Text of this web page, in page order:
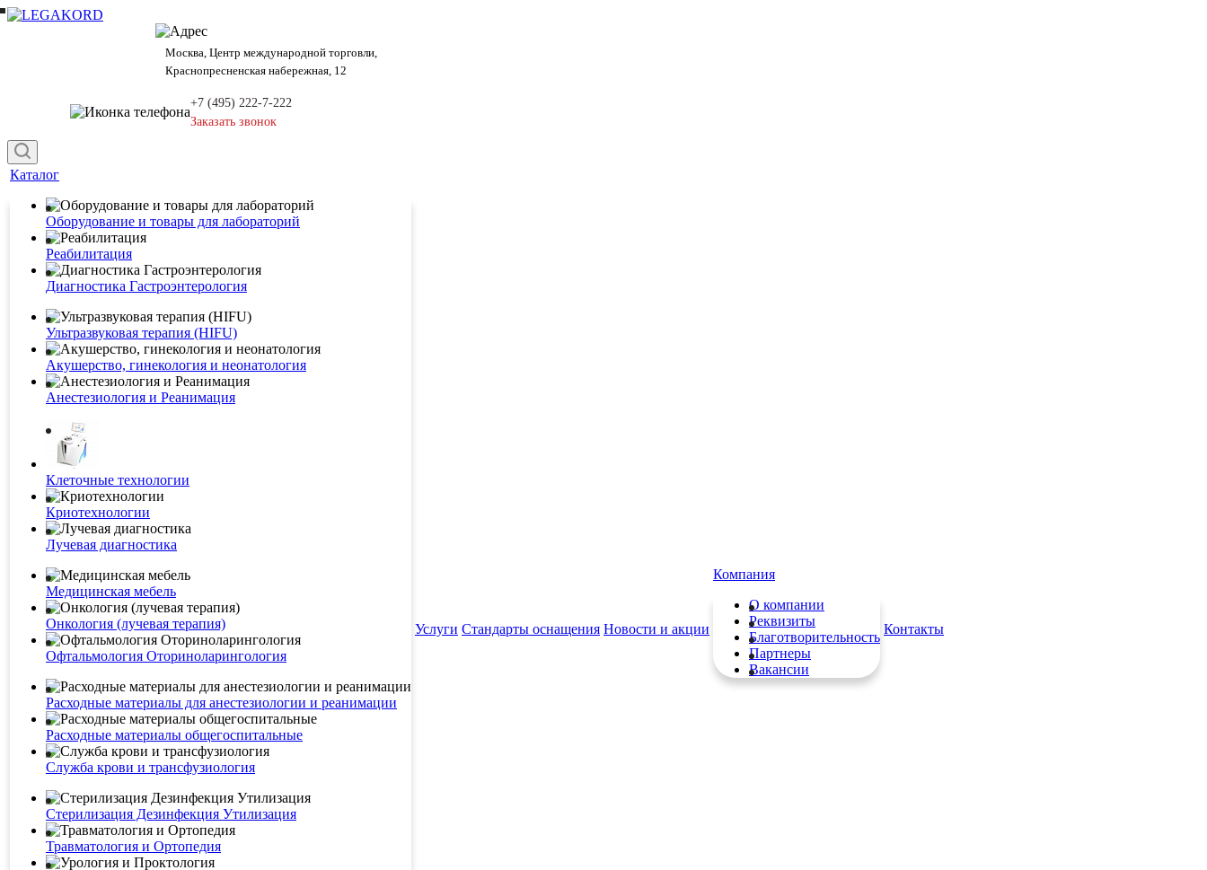
Москва, Центр международной торговли,
Краснопресненская набережная, 12
+7 (495) 222-7-222
Заказать звонок
Каталог
Оборудование и товары для лабораторий
Реабилитация
Диагностика Гастроэнтерология
Ультразвуковая терапия (HIFU)
Акушерство, гинекология и неонатология
Анестезиология и Реанимация
Клеточные технологии
Криотехнологии
Лучевая диагностика
Медицинская мебель
Онкология (лучевая терапия)
Офтальмология Оториноларингология
Расходные материалы для анестезиологии и реанимации
Расходные материалы общегоспитальные
Служба крови и трансфузиология
Стерилизация Дезинфекция Утилизация
Травматология и Ортопедия
Услуги Стандарты оснащения Новости и акции
Компания
О компании
Реквизиты
Благотворительность
Партнеры
Вакансии
Контакты